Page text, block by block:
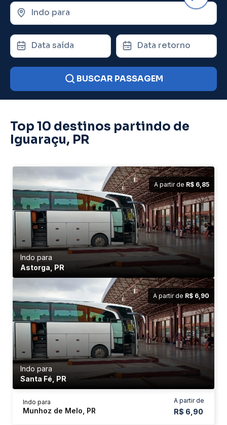
Indo para
Data saída Data retorno
BUSCAR PASSAGEM
Top 10 destinos partindo de
Iguaraçu, PR
A partir de R$ 6,85
Indo para
Astorga, PR
A partir de R$ 6,90
Indo para
Santa Fé, PR
A partir de
R$ 6,90
Indo para
Munhoz de Melo, PR